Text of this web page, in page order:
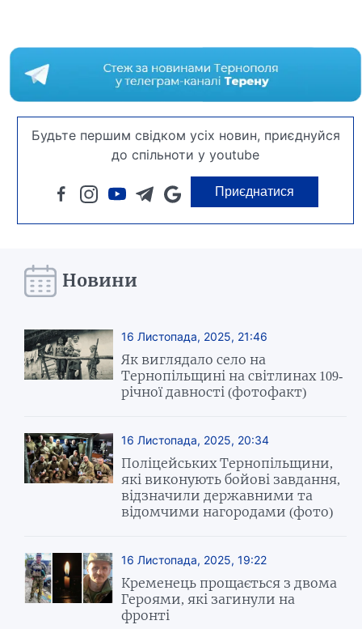
Будьте першим свідком усіх новин, приєднуйся
до спільноти у youtube
Приєднатися
Новини
16 Листопада, 2025, 21:46
Як виглядало село на
Тернопільщині на світлинах 109-
річної давності (фотофакт)
16 Листопада, 2025, 20:34
Поліцейських Тернопільщини,
які виконують бойові завдання,
відзначили державними та
відомчими нагородами (фото)
16 Листопада, 2025, 19:22
Кременець прощається з двома
Героями, які загинули на
фронті